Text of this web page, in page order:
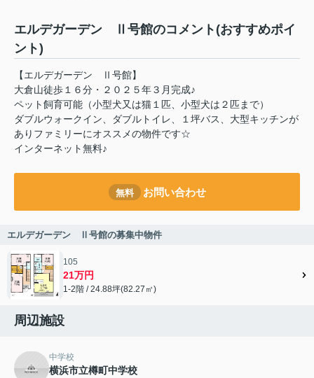
エルデガーデン Ⅱ号館のコメント(おすすめポイ
ント)
【エルデガーデン Ⅱ号館】
大倉山徒歩１６分・２０２５年３月完成♪
ペット飼育可能（小型犬又は猫１匹、小型犬は２匹まで）
ダブルウォークイン、ダブルトイレ、１坪バス、大型キッチンが
ありファミリーにオススメの物件です☆
インターネット無料♪
無料 お問い合わせ
エルデガーデン Ⅱ号館の募集中物件
105
21万円
1-2階 / 24.88坪(82.27㎡)
周辺施設
中学校
横浜市立樽町中学校